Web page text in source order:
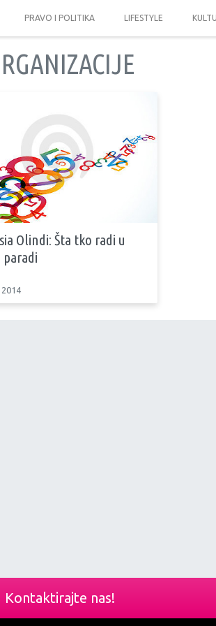
PRAVO I POLITIKA LIFESTYLE
Olindi: Šta tko radi u
paradi
2014
Kontaktirajte nas!